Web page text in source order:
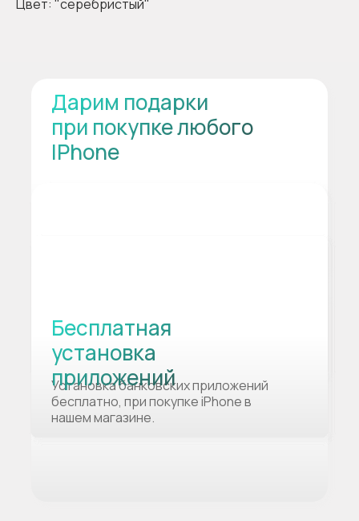
Цвет: "серебристый"
Дарим подарки
при покупке любого
IPhone
Установка банковских приложений
бесплатно, при покупке iPhone в
нашем магазине.
Бесплатная
установка
приложений